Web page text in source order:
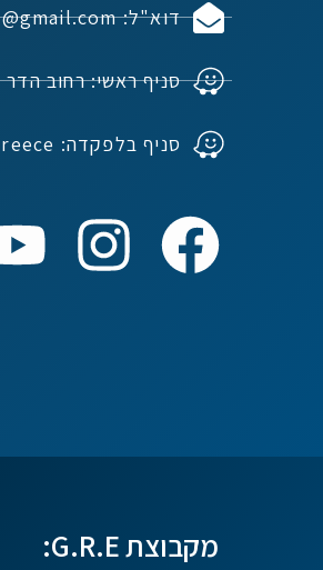
דוא"ל: idan.sarussi@gmail.com
סניף ראשי: רחוב הדר 40, קיסריה
סניף בלפקדה: Ioannou Mela 6 , Lefkáda, Greece
מקבוצת G.R.E: